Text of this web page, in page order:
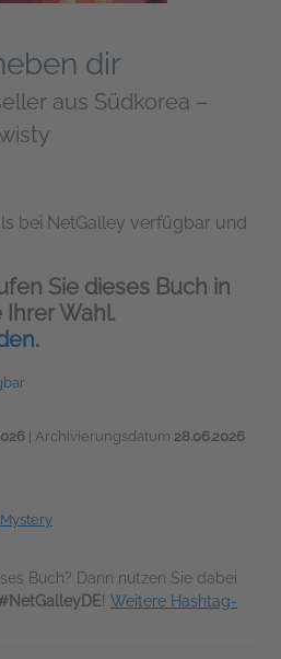
dir
aus Südkorea –
bei NetGalley verfügbar und
Sie dieses Buch in
Wahl.
| Archivierungsdatum 28.06.2026
Buch? Dann nutzen Sie dabei
! Weitere Hashtag-